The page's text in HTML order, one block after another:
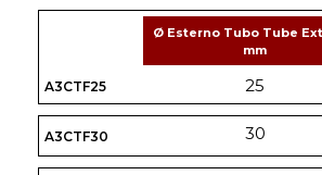
A3CTF25
Ø Esterno Tubo Tube
mm
25
A3CTF30 30